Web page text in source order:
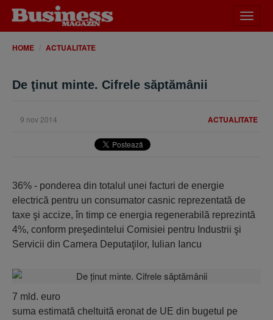
meniu
HOME ACTUALITATE
De ţinut minte. Cifrele săptămânii
ACTUALITATE
9 nov 2014
36% - ponderea din totalul unei facturi de energie
electrică pentru un consumator casnic reprezentată de
taxe şi accize, în timp ce energia regenerabilă reprezintă
4%, conform preşedintelui Comisiei pentru Industrii şi
Servicii din Camera Deputaţilor, Iulian Iancu
7 mld. euro
suma estimată cheltuită eronat de UE din bugetul pe